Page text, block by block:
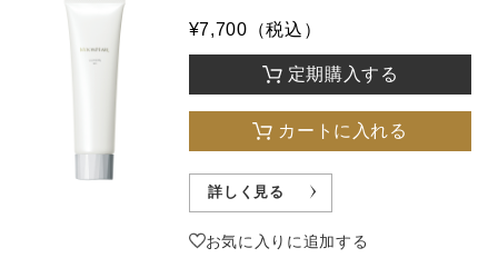
¥7,700（税込）
定期購入する
カートに入れる
詳しく見る
お気に入りに追加する